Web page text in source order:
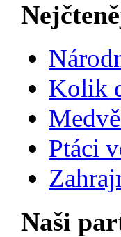
Kolik
Ptáci
Naši